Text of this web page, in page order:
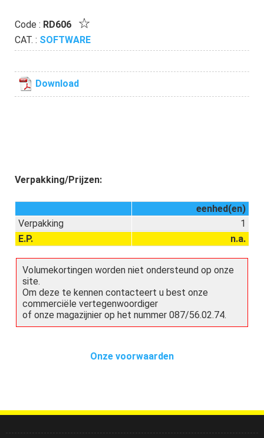
Code : RD606
CAT. : SOFTWARE
Download
Verpakking/Prijzen:
eenhed(en)
Verpakking
1
E.P.
n.a.
Volumekortingen worden niet ondersteund op onze
site.
Om deze te kennen contacteert u best onze
commerciële vertegenwoordiger
of onze magazijnier op het nummer 087/56.02.74.
Onze voorwaarden